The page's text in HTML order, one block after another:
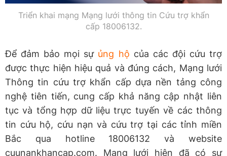
Triển khai mạng Mạng lưới thông tin Cứu trợ khẩn
cấp 18006132.
Để đảm bảo mọi sự ủng hộ của các đội cứu trợ
được thực hiện hiệu quả và đúng cách, Mạng lưới
Thông tin cứu trợ khẩn cấp dựa nền tảng công
nghệ tiên tiến, cung cấp khả năng cập nhật liên
tục và tổng hợp dữ liệu trực tuyến về các thông
tin cứu hộ, cứu nạn và cứu trợ tại các tỉnh miền
Bắc qua hotline 18006132 và website
cuunankhancap.com. Mạng lưới hiện đã có sự